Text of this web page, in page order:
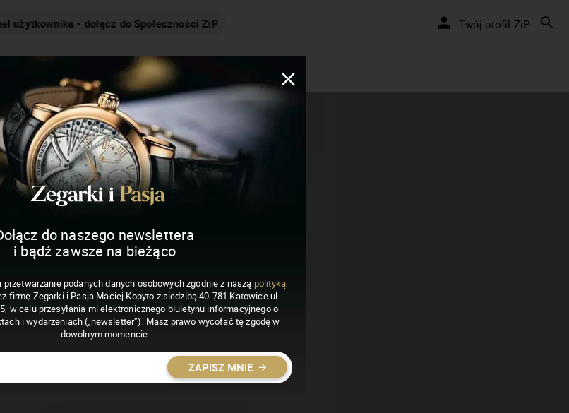
Nakręcamy pozytywnie... cały czas! Twój profil ZiP
I PASJA
do naszego newslettera
i bądź zawsze na bieżąco
przetwarzanie podanych danych osobowych zgodnie z naszą polityką
firmę Zegarki i Pasja Maciej Kopyto z siedzibą 40-781 Katowice ul.
w celu przesyłania mi elektronicznego biuletynu informacyjnego o
i wydarzeniach („newsletter”). Masz prawo wycofać tę zgodę w
dowolnym momencie.
ZAPISZ MNIE